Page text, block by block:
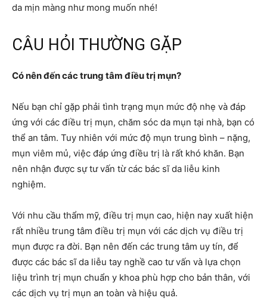
da mịn màng như mong muốn nhé!
CÂU HỎI THƯỜNG GẶP
Có nên đến các trung tâm điều trị mụn?
Nếu bạn chỉ gặp phải tình trạng mụn mức độ nhẹ và đáp
ứng với các điều trị mụn, chăm sóc da mụn tại nhà, bạn có
thể an tâm. Tuy nhiên với mức độ mụn trung bình – nặng,
mụn viêm mủ, việc đáp ứng điều trị là rất khó khăn. Bạn
nên nhận được sự tư vấn từ các bác sĩ da liễu kinh
nghiệm.
Với nhu cầu thẩm mỹ, điều trị mụn cao, hiện nay xuất hiện
rất nhiều trung tâm điều trị mụn với các dịch vụ điều trị
mụn được ra đời. Bạn nên đến các trung tâm uy tín, để
được các bác sĩ da liễu tay nghề cao tư vấn và lựa chọn
liệu trình trị mụn chuẩn y khoa phù hợp cho bản thân, với
các dịch vụ trị mụn an toàn và hiệu quả.